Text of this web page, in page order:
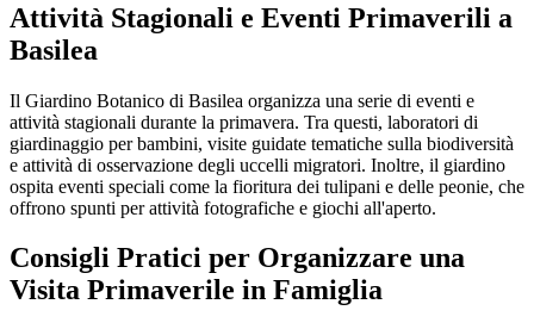
Attività Stagionali e Eventi Primaverili a
Basilea
Il Giardino Botanico di Basilea organizza una serie di eventi e
attività stagionali durante la primavera. Tra questi, laboratori di
giardinaggio per bambini, visite guidate tematiche sulla biodiversità
e attività di osservazione degli uccelli migratori. Inoltre, il giardino
ospita eventi speciali come la fioritura dei tulipani e delle peonie, che
offrono spunti per attività fotografiche e giochi all'aperto.
Consigli Pratici per Organizzare una
Visita Primaverile in Famiglia